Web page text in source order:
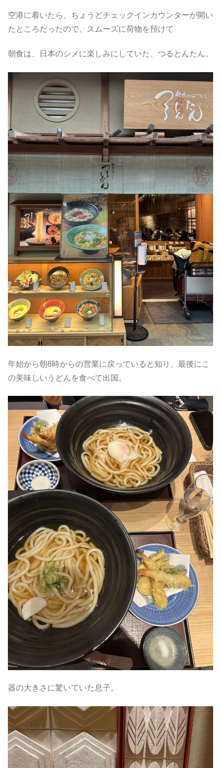
空港に着いたら、ちょうどチェックインカウンターが開い
たところだったので、スムーズに荷物を預けて
朝食は、日本のシメに楽しみにしていた、つるとんたん。
年始から朝8時からの営業に戻っていると知り、最後にこ
の美味しいうどんを食べて出国。
器の大きさに驚いていた息子。